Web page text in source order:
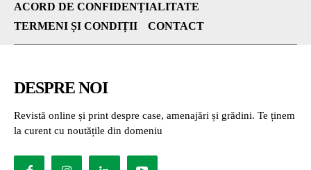
ACORD DE CONFIDENȚIALITATE
TERMENI ȘI CONDIȚII
CONTACT
DESPRE NOI
Revistă online și print despre case, amenajări și grădini. Te ținem
la curent cu noutățile din domeniu